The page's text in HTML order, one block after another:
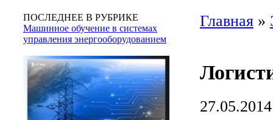
ПОСЛЕДНЕЕ В РУБРИКЕ
Машинное обучение в системах
управления энергооборудованием
Главная »
27.05.2014